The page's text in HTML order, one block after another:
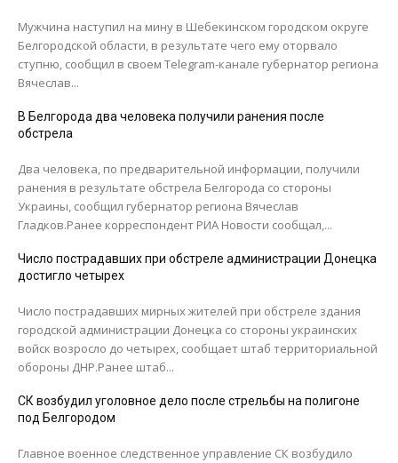
Мужчина наступил на мину в Шебекинском городском округе
Белгородской области, в результате чего ему оторвало
ступню, сообщил в своем Telegram-канале губернатор региона
Вячеслав...
В Белгорода два человека получили ранения после
обстрела
Два человека, по предварительной информации, получили
ранения в результате обстрела Белгорода со стороны
Украины, сообщил губернатор региона Вячеслав
Гладков.Ранее корреспондент РИА Новости сообщал,...
Число пострадавших при обстреле администрации Донецка
достигло четырех
Число пострадавших мирных жителей при обстреле здания
городской администрации Донецка со стороны украинских
войск возросло до четырех, сообщает штаб территориальной
обороны ДНР.Ранее штаб...
СК возбудил уголовное дело после стрельбы на полигоне
под Белгородом
Главное военное следственное управление СК возбудило